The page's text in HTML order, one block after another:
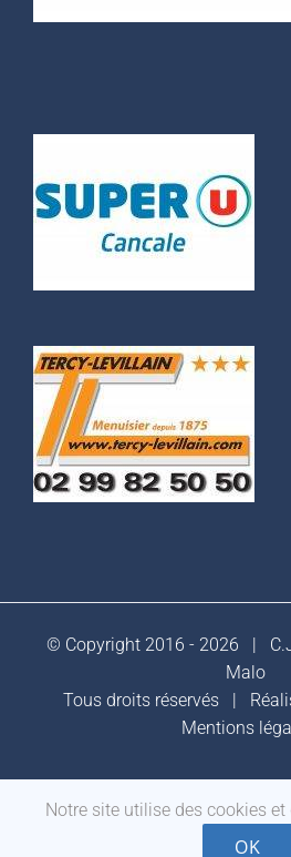
© Copyright 2016 - 2026 |
Malo
Tous droits réservés |
Mentions
Notre site utilise des cookies et
OK